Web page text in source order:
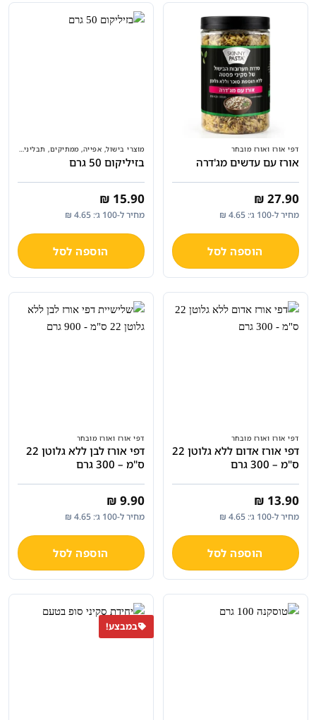
דפי אורז ואורז מובחר
אורז עם עדשים מג'דרה
₪ 27.90
מחיר ל-100 ג׳: 4.65 ₪
הוספה לסל
מוצרי בישול, אפייה, ממתיקים, תבלינים ועוד
בזיליקום 50 גרם
₪ 15.90
מחיר ל-100 ג׳: 4.65 ₪
הוספה לסל
דפי אורז ואורז מובחר
דפי אורז אדום ללא גלוטן 22
ס"מ – 300 גרם
₪ 13.90
מחיר ל-100 ג׳: 4.65 ₪
הוספה לסל
דפי אורז ואורז מובחר
דפי אורז לבן ללא גלוטן 22
ס"מ – 300 גרם
₪ 9.90
מחיר ל-100 ג׳: 4.65 ₪
הוספה לסל
במבצע!